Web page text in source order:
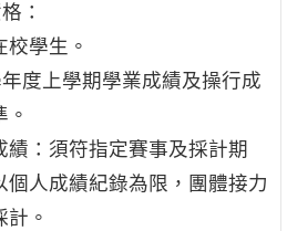
：
校學生。
度上學期學業成績及操行成
績：須符指定賽事及採計期
個人成績紀錄為限，團體接力
。